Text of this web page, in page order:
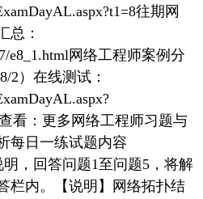
往期网
总：
e8_1.html网络工程师案例分
2）在线测试：
看：更多网络工程师习题与
每日一练试题内容
明，回答问题1至问题5，将解
栏内。【说明】网络拓扑结